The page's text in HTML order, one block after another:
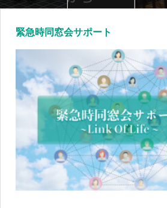
緊急時同窓会サポート